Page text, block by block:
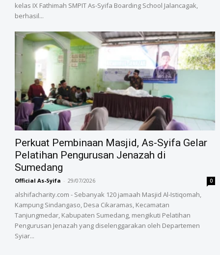
kelas IX Fathimah SMPIT As-Syifa Boarding School Jalancagak,
berhasil...
‎Perkuat Pembinaan Masjid, As-Syifa Gelar
Pelatihan Pengurusan Jenazah di
Sumedang
Official As-Syifa - 29/07/2026 0
alshifacharity.com - Sebanyak 120 jamaah Masjid Al-Istiqomah,
Kampung Sindangaso, Desa Cikaramas, Kecamatan
Tanjungmedar, Kabupaten Sumedang, mengikuti Pelatihan
Pengurusan Jenazah yang diselenggarakan oleh Departemen
Syiar...